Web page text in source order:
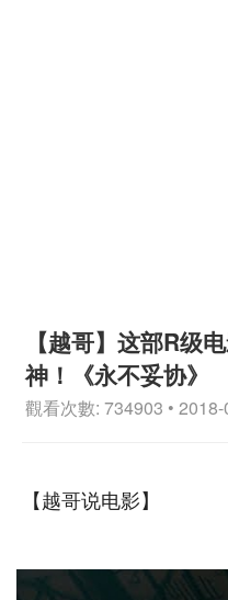
【越哥】这部R级
神！《永不妥协》
觀看次數: 734903 •
【越哥说电影】